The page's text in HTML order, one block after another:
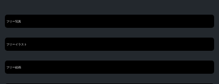
フリー写真
フリーイラスト
フリー絵画